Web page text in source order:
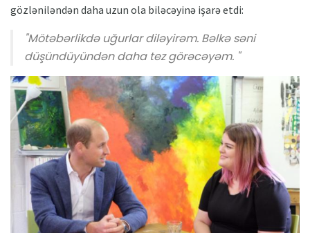
gözləniləndən daha uzun ola biləcəyinə işarə etdi:
"Mötəbərlikdə uğurlar diləyirəm. Bəlkə səni
düşündüyündən daha tez görəcəyəm. "